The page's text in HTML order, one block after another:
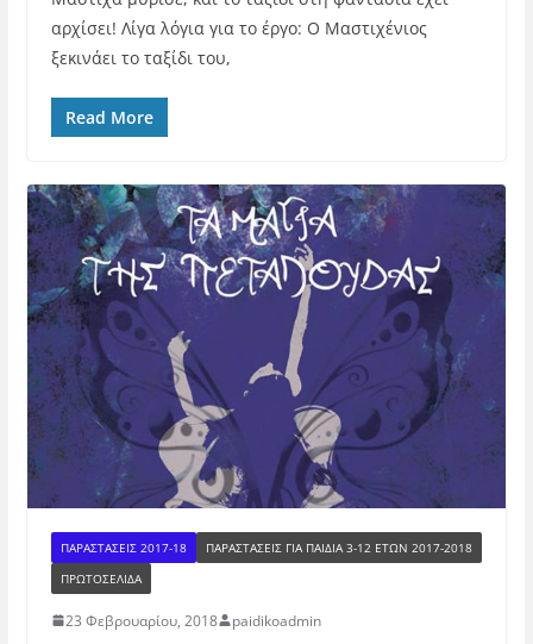
αρχίσει! Λίγα λόγια για το έργο: Ο Μαστιχένιος
ξεκινάει το ταξίδι του,
Read More
ΠΑΡΑΣΤΑΣΕΙΣ 2017-18
ΠΑΡΑΣΤΆΣΕΙΣ ΓΙΑ ΠΑΙΔΙΆ 3-12 ΕΤΏΝ 2017-2018
ΠΡΩΤΟΣΕΛΙΔΑ
23 Φεβρουαρίου, 2018 paidikoadmin